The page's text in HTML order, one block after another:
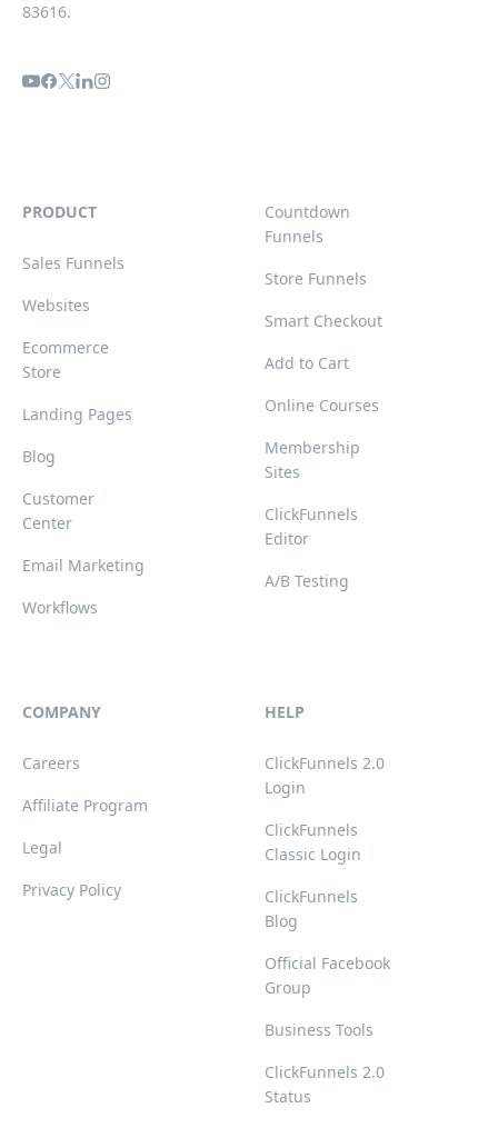
83616.
PRODUCT
Sales Funnels
Websites
Ecommerce
Store
Landing Pages
Blog
Customer
Center
Email Marketing
Workflows
Countdown
Funnels
Store Funnels
Smart Checkout
Add to Cart
Online Courses
Membership
Sites
ClickFunnels
Editor
A/B Testing
COMPANY
Careers
Affiliate Program
Legal
Privacy Policy
HELP
ClickFunnels 2.0
Login
ClickFunnels
Classic Login
ClickFunnels
Blog
Official Facebook
Group
Business Tools
ClickFunnels 2.0
Status